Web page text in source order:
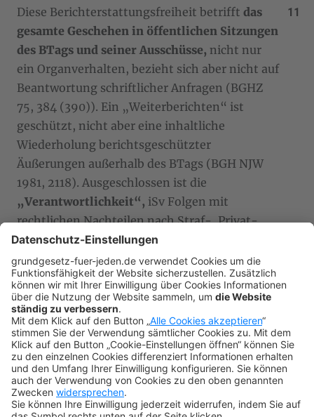
Diese Berichterstattungsfreiheit betrifft das
gesamte Geschehen in öffentlichen Sitzungen
des BTags und seiner Ausschüsse, nicht nur
ein Organverhalten, bezieht sich aber nicht auf
Beantwortung schriftlicher Anfragen (BGHZ
75, 384 (390)). Ein „Weiterberichten“ ist
geschützt, nicht aber eine inhaltliche
Wiederholung berichtsgeschützter
Äußerungen außerhalb des BTags (BGH NJW
1981, 2118). Ausgeschlossen ist die
„Verantwortlichkeit“, iSv Folgen mit
rechtlichen Nachteilen nach Straf-, Privat-
sowie öffentlichem Dienst-, insbes. auch nach
Presserecht.Gegendarstellungenkönnen
verlangt werden, da sie keine „Sanktion“
darstellen und der Wahrheitsermittlung
dienen. Im Strafrecht wird Art. 42 III teils als
Strafausschließungs-, teils als
Rechtfertigungsgrund angesehen (vgl.
MKS/Achterberg/Schulte Art. 42 Rn. 54).